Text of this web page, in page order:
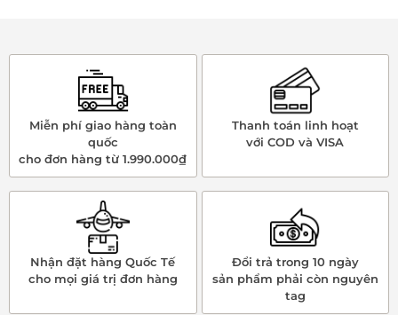
Miễn phí giao hàng toàn
quốc
cho đơn hàng từ 1.990.000₫
Thanh toán linh hoạt
với COD và VISA
Nhận đặt hàng Quốc Tế
cho mọi giá trị đơn hàng
Đổi trả trong 10 ngày
sản phẩm phải còn nguyên
tag